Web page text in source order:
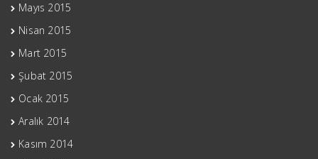
Mayıs 2015
Nisan 2015
Mart 2015
Şubat 2015
Ocak 2015
Aralık 2014
Kasım 2014